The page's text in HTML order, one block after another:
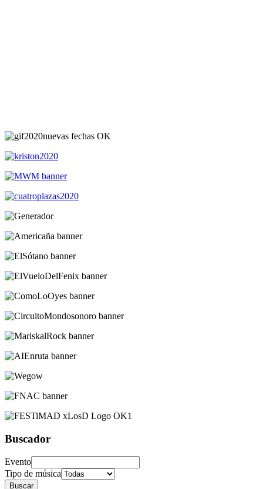
Buscador
Evento
Tipo de música
Buscar